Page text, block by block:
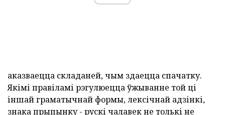
аказваецца складаней, чым здаецца спачатку.
Якімі правіламі рэгулюецца ўжыванне той ці
іншай граматычнай формы, лексічнай адзінкі,
знака прыпынку - рускі чалавек не толькі не